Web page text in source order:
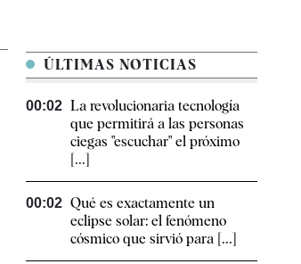
ÚLTIMAS NOTICIAS
00:02 La revolucionaria tecnología
que permitirá a las personas
ciegas "escuchar" el próximo
[...]
00:02 Qué es exactamente un
eclipse solar: el fenómeno
cósmico que sirvió para [...]